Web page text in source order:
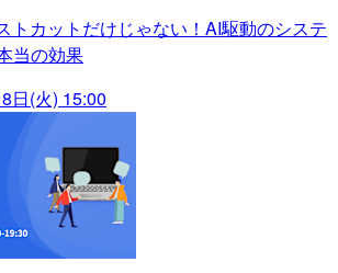
トカットだけじゃない！AI駆動のシステ
当の効果
日(火) 15:00